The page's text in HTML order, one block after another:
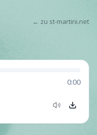
← zu st-martini.net
0:00